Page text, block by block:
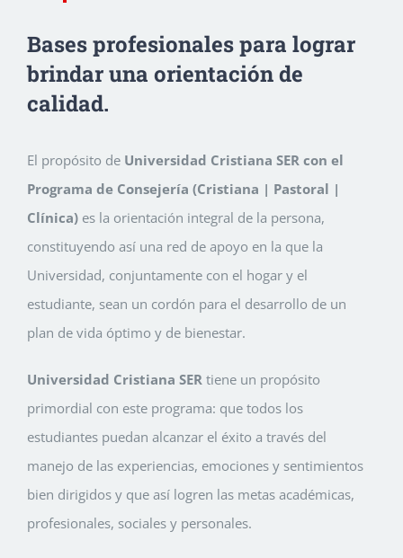
Bases profesionales para lograr
brindar una orientación de
calidad.
El propósito de Universidad Cristiana SER con el
Programa de Consejería (Cristiana | Pastoral |
Clínica)es la orientación integral de la persona,
constituyendo así una red de apoyo en la que la
Universidad, conjuntamente con el hogar y el
estudiante, sean un cordón para el desarrollo de un
plan de vida óptimo y de bienestar.
Universidad Cristiana SERtiene un propósito
primordial con este programa: que todos los
estudiantes puedan alcanzar el éxito a través del
manejo de las experiencias, emociones y sentimientos
bien dirigidos y que así logren las metas académicas,
profesionales, sociales y personales.